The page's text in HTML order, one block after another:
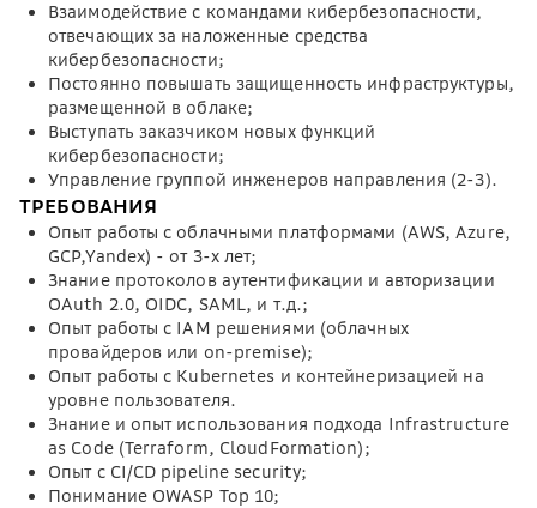
Взаимодействие с командами кибербезопасности,
отвечающих за наложенные средства
кибербезопасности;
Постоянно повышать защищенность инфраструктуры,
размещенной в облаке;
Выступать заказчиком новых функций
кибербезопасности;
Управление группой инженеров направления (2-3).
ТРЕБОВАНИЯ
Опыт работы с облачными платформами (AWS, Azure,
GCP,Yandex) - от 3-х лет;
Знание протоколов аутентификации и авторизации
OAuth 2.0, OIDC, SAML, и т.д.;
Опыт работы с IAM решениями (облачных
провайдеров или on-premise);
Опыт работы с Kubernetes и контейнеризацией на
уровне пользователя.
Знание и опыт использования подхода Infrastructure
as Code (Terraform, CloudFormation);
Опыт с CI/CD pipeline security;
Понимание OWASP Top 10;